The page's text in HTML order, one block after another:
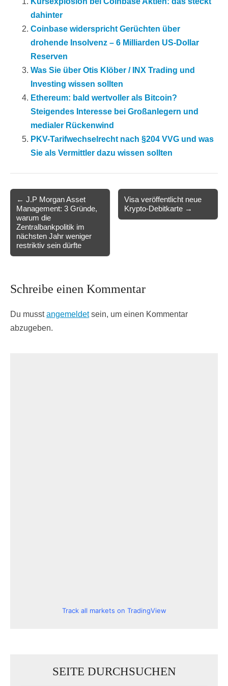
dahinter
Coinbase widerspricht Gerüchten über
drohende Insolvenz – 6 Milliarden US-Dollar
Reserven
Was Sie über Otis Klöber / INX Trading und
Investing wissen sollten
Ethereum: bald wertvoller als Bitcoin?
Steigendes Interesse bei Großanlegern und
medialer Rückenwind
PKV-Tarifwechselrecht nach §204 VVG und was
Sie als Vermittler dazu wissen sollten
navigation
← J.P Morgan Asset
Management: 3 Gründe,
warum die
Zentralbankpolitik im
nächsten Jahr weniger
restriktiv sein dürfte
Visa veröffentlicht neue
Krypto-Debitkarte →
Schreibe einen Kommentar
Du musstangemeldetsein, um einen Kommentar
abzugeben.
Track all markets on TradingView
SEITE DURCHSUCHEN